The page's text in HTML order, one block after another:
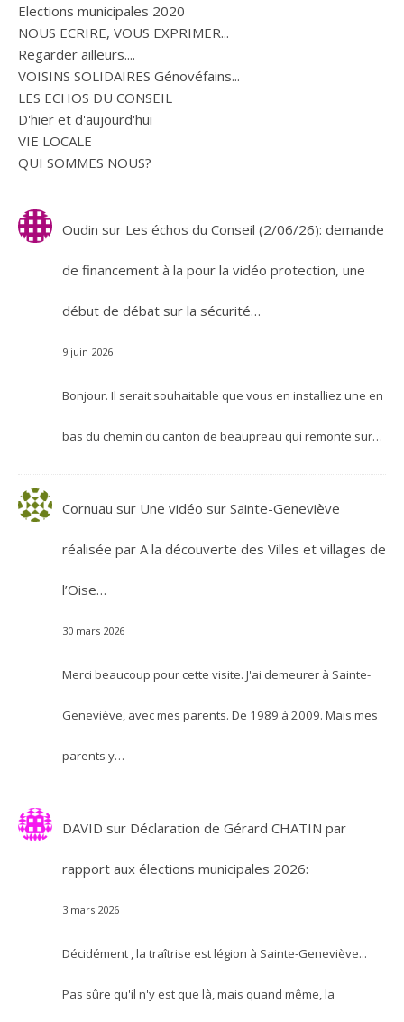
Elections municipales 2020
NOUS ECRIRE, VOUS EXPRIMER...
Regarder ailleurs....
VOISINS SOLIDAIRES Génovéfains...
LES ECHOS DU CONSEIL
D'hier et d'aujourd'hui
VIE LOCALE
QUI SOMMES NOUS?
Oudin sur Les échos du Conseil (2/06/26): demande
de financement à la pour la vidéo protection, une
début de débat sur la sécurité…
9 juin 2026
Bonjour. Il serait souhaitable que vous en installiez une en
bas du chemin du canton de beaupreau qui remonte sur…
Cornuau sur Une vidéo sur Sainte-Geneviève
réalisée par A la découverte des Villes et villages de
l’Oise…
30 mars 2026
Merci beaucoup pour cette visite. J'ai demeurer à Sainte-
Geneviève, avec mes parents. De 1989 à 2009. Mais mes
parents y…
DAVID sur Déclaration de Gérard CHATIN par
rapport aux élections municipales 2026:
3 mars 2026
Décidément , la traîtrise est légion à Sainte-Geneviève...
Pas sûre qu'il n'y est que là, mais quand même, la